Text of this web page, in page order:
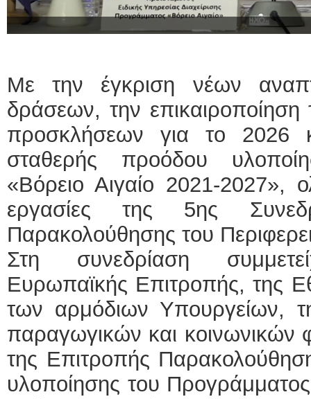
Με την έγκριση νέων
δράσεων, την
προσκλήσεων για το 2026
σταθερής προόδου
«Βόρειο Αιγαίο 2021-2027»,
εργασίες της 5ης
Παρακολούθησης του
Στη συνεδρίαση
Ευρωπαϊκής Επιτροπής, της
των αρμόδιων Υπουργείων,
παραγωγικών και
της Επιτροπής
υλοποίησης του Προγράμματος